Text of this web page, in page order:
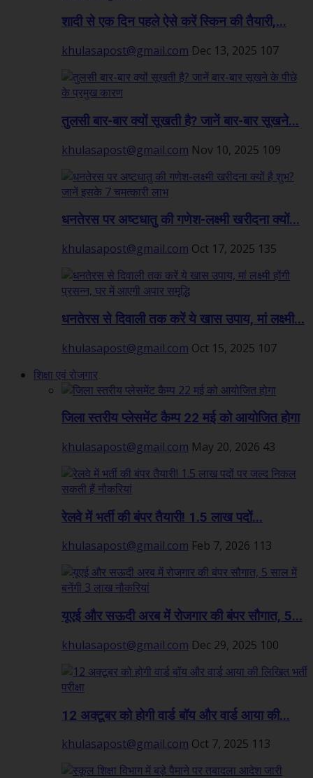
शादी से एक दिन पहले ऐसे करें स्किन की तैयारी,...
khulasapost@gmail.com Dec 13, 2025 107
तुलसी बार-बार क्यों सूखती है? जानें बार-बार सूखने...
khulasapost@gmail.com Nov 10, 2025 109
धनतेरस पर अष्टधातु की गणेश-लक्ष्मी खरीदना क्यों...
khulasapost@gmail.com Oct 17, 2025 135
धनतेरस से दिवाली तक करें ये खास उपाय, मां लक्ष्मी...
khulasapost@gmail.com Oct 15, 2025 107
शिक्षा एवं रोजगार
जिला स्तरीय प्लेसमेंट कैम्प 22 मई को आयोजित होगा
khulasapost@gmail.com May 20, 2026 43
रेलवे में भर्ती की बंपर तैयारी! 1.5 लाख पदों...
khulasapost@gmail.com Feb 7, 2026 113
यूएई और सऊदी अरब में रोजगार की बंपर सौगात, 5...
khulasapost@gmail.com Dec 29, 2025 100
12 अक्टूबर को होगी वार्ड बॉय और वार्ड आया की...
khulasapost@gmail.com Oct 7, 2025 113